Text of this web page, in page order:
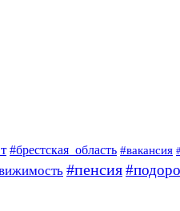
#брестская_область #вакансия
#пенсия